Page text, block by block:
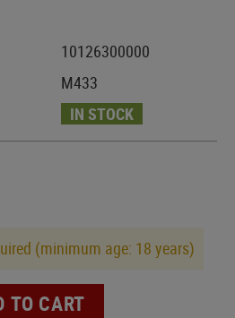
10126300000
M433
IN STOCK
(minimum age: 18 years)
TO CART